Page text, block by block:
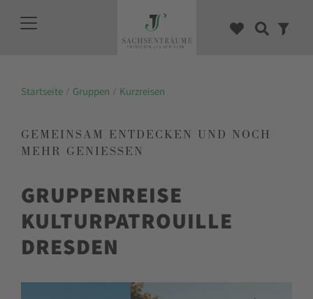
Startseite Gruppen Kurzreisen
GEMEINSAM ENTDECKEN UND NOCH
MEHR GENIESSEN
GRUPPENREISE
KULTURPATROUILLE
DRESDEN